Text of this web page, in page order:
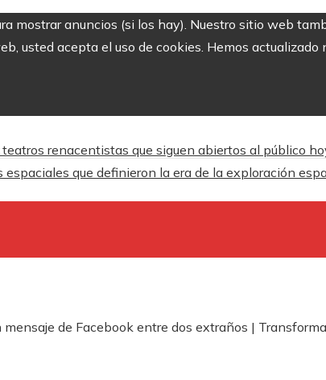
mostrar anuncios (si los hay). Nuestro sitio web
usted acepta el uso de cookies. Hemos actualizado
teatros renacentistas que siguen abiertos al público
espaciales que definieron la era de la exploración
de Facebook entre dos extraños |